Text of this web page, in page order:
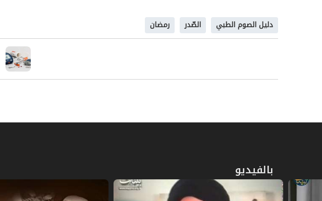
دليل الصوم الطبي الصّدر رمضان
بالفيديو